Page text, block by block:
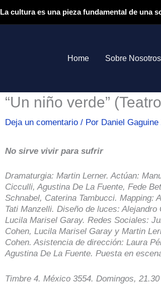
La cultura es una pieza fundamental de una
Home Sobre Nosotros
“Un niño verde”
Deja un comentario / Por Daniel Gaguine
No sirve vivir para sufrir
Dramaturgia: Martin Lerner. Actúan:
Cicculli, Agustina De La Fuente, Fede
Schnabel, Caterina Tambucci. Mapping:
Tati Manzelli. Diseño de luces:
Lucila Marisel Garay. Redes Sociales:
Cohen, Lucila Marisel Garay y Martin
Cohen. Asistencia de dirección: Laura
Agustina De La Fuente. Puesta en
Timbre 4. México 3554. Domingos, 21.30